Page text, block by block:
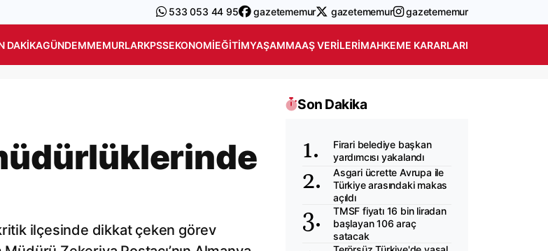
533 053 44 95 gazetememur gazetememur gazetememur
DAKIKAGÜNDEMMEMURLARKPSSEKONOMIEĞITIMYAŞAMMAAŞ VERILERIMAHKEME KARARLARI
ilçesinde dikkat çeken görev
Son Dakika
Firari belediye başkan
yardımcısı yakalandı
Asgari ücrette Avrupa ile
Türkiye arasındaki makas
açıldı
TMSF fiyatı 16 bin liradan
başlayan 106 araç
satacak